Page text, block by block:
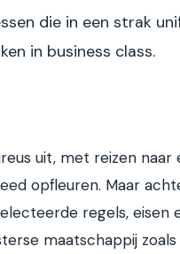
die in een strak
in business class.
uit, met reizen naar
opfleuren. Maar
regels, eisen
maatschappij zoals